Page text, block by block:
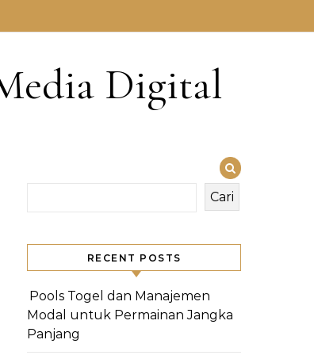
Digital
Cari
RECENT POSTS
Pools Togel dan Manajemen
Modal untuk Permainan Jangka
Panjang